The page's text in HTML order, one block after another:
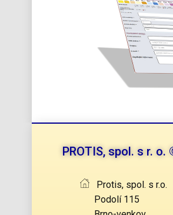
PROTIS, spol. s r. o.
Protis, spol. s r.o.
Podolí 115